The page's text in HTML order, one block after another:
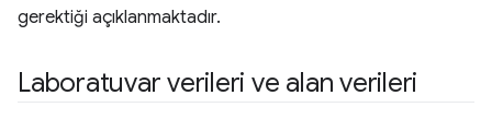
gerektiği açıklanmaktadır.
Laboratuvar verileri ve alan verileri